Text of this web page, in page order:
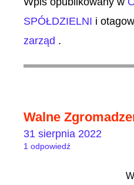
SPÓŁDZIELNI i
zarząd .
Walne
1 odpowiedź
31 sierpnia 2022